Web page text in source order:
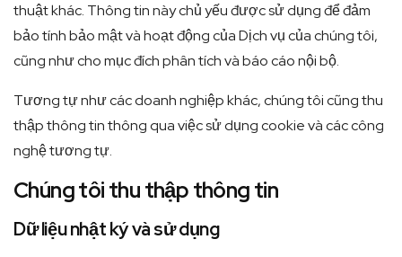
thuật khác. Thông tin này chủ yếu được sử dụng để đảm
bảo tính bảo mật và hoạt động của Dịch vụ của chúng tôi,
cũng như cho mục đích phân tích và báo cáo nội bộ.
Tương tự như các doanh nghiệp khác, chúng tôi cũng thu
thập thông tin thông qua việc sử dụng cookie và các công
nghệ tương tự.
Chúng tôi thu thập thông tin
Dữ liệu nhật ký và sử dụng